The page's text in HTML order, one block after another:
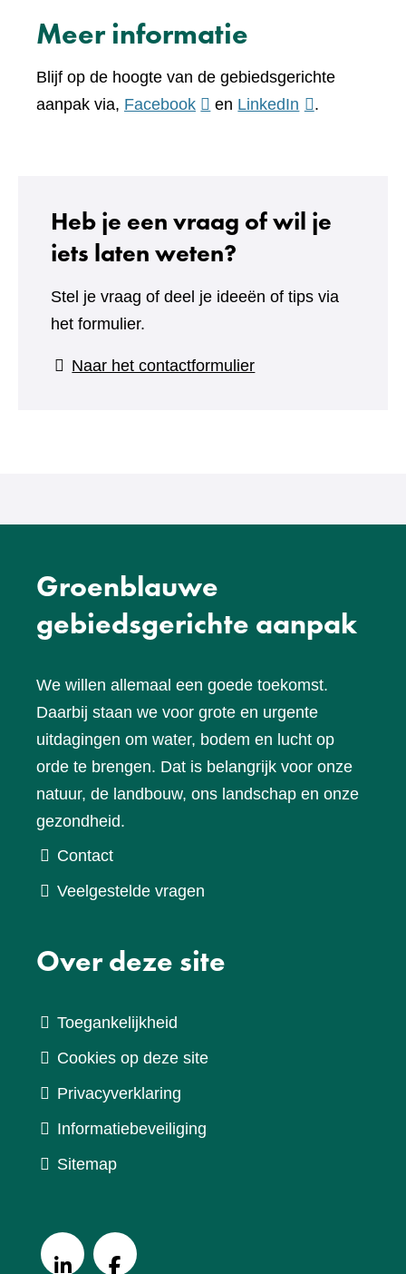
Meer informatie
Blijf op de hoogte van de gebiedsgerichte
aanpak via, Facebook(verwijst
en LinkedIn (verwijst
website)
.
Heb je een vraag of wil je
iets laten weten?
Stel je vraag of deel je ideeën of tips via
het formulier.
Naar het contactformulier(verwijst
Groenblauwe
gebiedsgerichte aanpak
We willen allemaal een goede toekomst.
Daarbij staan we voor grote en urgente
uitdagingen om water, bodem en lucht op
orde te brengen. Dat is belangrijk voor onze
natuur, de landbouw, ons landschap en onze
gezondheid.
Contact
Veelgestelde vragen
Over deze site
Toegankelijkheid
Cookies op deze site
Privacyverklaring
Informatiebeveiliging
Sitemap